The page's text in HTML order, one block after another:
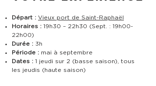
Départ : Vieux port de Saint-Raphaël
Horaires : 19h30 – 22h30 (Sept. : 19h00-
22h00)
Durée : 3h
Période : mai à septembre
Dates : 1 jeudi sur 2 (basse saison), tous
les jeudis (haute saison)